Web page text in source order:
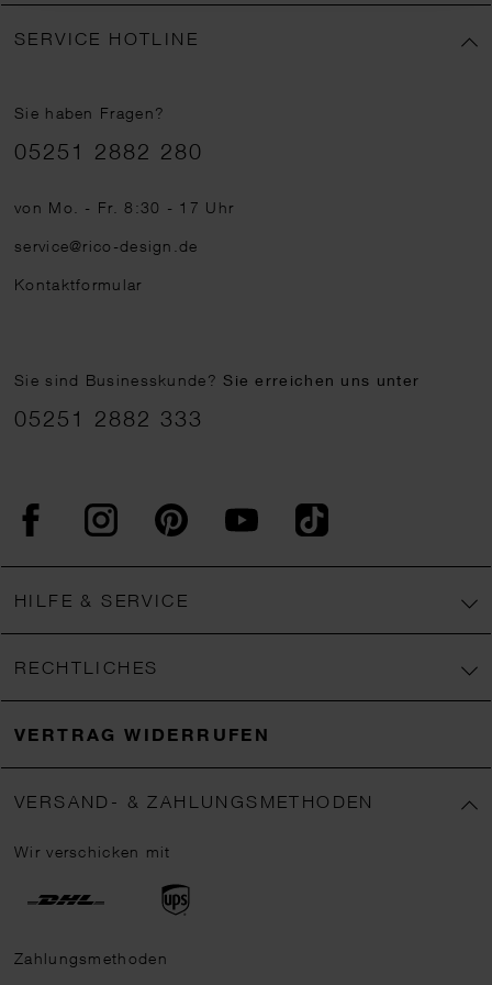
SERVICE HOTLINE
Sie haben Fragen?
Telefonnummer
05251 2882 280
von Mo. - Fr. 8:30 - 17 Uhr
service@rico-design.de
Kontaktformular
Sie sind Businesskunde?Sie erreichen uns unter
05251 2882 333
FacebookInstagram PinterestYouTubeTikTok
HILFE & SERVICE
RECHTLICHES
VERTRAG WIDERRUFEN
VERSAND- & ZAHLUNGSMETHODEN
Wir verschicken mit
Zahlungsmethoden